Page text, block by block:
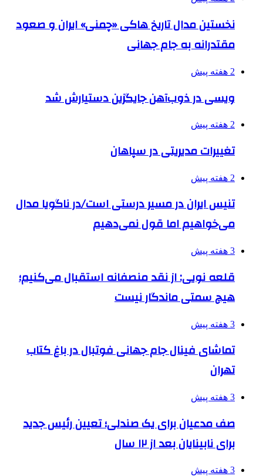
نخستین مدال تاریخ هاکی «چمنی» ایران و صعود
مقتدرانه به جام جهانی
2 هفته پیش
ویسی در ذوب‌آهن جایگزین دستیارش شد
2 هفته پیش
تغییرات مدیریتی در سپاهان
2 هفته پیش
تنیس ایران در مسیر درستی است/در ناگویا مدال
می‌خواهیم اما قول نمی‌دهیم
3 هفته پیش
قلعه نویی: از نقد منصفانه استقبال می‌کنیم؛
هیچ سمتی ماندگار نیست
3 هفته پیش
تماشای فینال جام جهانی فوتبال در باغ کتاب
تهران
3 هفته پیش
صف مدعیان برای یک صندلی؛ تعیین رئیس جدید
برای نابینایان بعد از ۱۲ سال
3 هفته پیش